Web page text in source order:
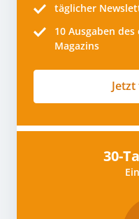
täglicher
10 Ausgaben
Magazins
30-